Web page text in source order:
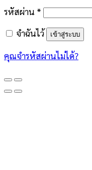
รหัสผ่าน *
จำฉันไว้
เข้าสู่ระบบ
คุณจำรหัสผ่านไม่ได้?